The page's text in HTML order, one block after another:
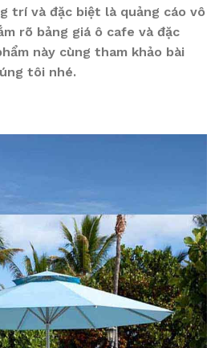
trí và đặc biệt là quảng cáo vô
rõ bảng giá ô cafe và đặc
này cùng tham khảo bài
tôi nhé.